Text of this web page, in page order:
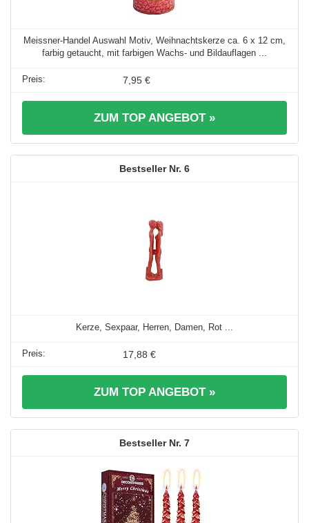
Meissner-Handel Auswahl Motiv, Weihnachtskerze ca. 6 x 12 cm,
farbig getaucht, mit farbigen Wachs- und Bildauflagen ...
7,95 €
ZUM TOP ANGEBOT »
6
Kerze, Sexpaar, Herren, Damen, Rot ...
17,88 €
ZUM TOP ANGEBOT »
7